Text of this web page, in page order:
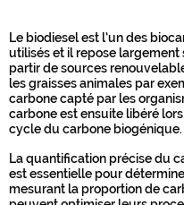
Le biodiesel est l’un des
utilisés et il repose
partir de sources
les graisses animales par
carbone capté par les
carbone est ensuite libéré
cycle du carbone biogénique.
La quantification précise du
est essentielle pour
mesurant la proportion de